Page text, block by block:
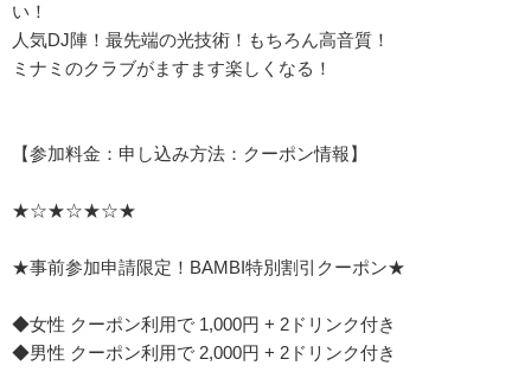
い！
人気DJ陣！最先端の光技術！もちろん高音質！
ミナミのクラブがますます楽しくなる！
【参加料金：申し込み方法：クーポン情報】
★☆★☆★☆★
★事前参加申請限定！BAMBI特別割引クーポン★
◆女性 クーポン利用で 1,000円 + 2ドリンク付き
◆男性 クーポン利用で 2,000円 + 2ドリンク付き